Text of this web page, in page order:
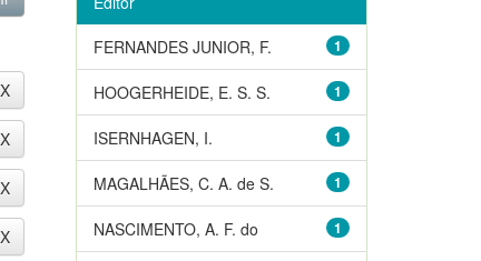
1
FERNANDES JUNIOR, F.
1
HOOGERHEIDE, E. S. S.
1
ISERNHAGEN, I.
1
MAGALHÃES, C. A. de S.
1
NASCIMENTO, A. F. do